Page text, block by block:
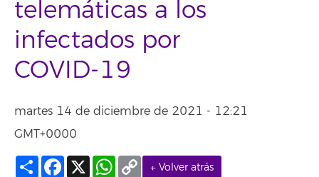
telemáticas a los
infectados por
COVID-19
martes 14 de diciembre de 2021 - 12:21
GMT+0000
← Volver atrás
Compartir
Facebook
X WhatsApp
Copy
Link